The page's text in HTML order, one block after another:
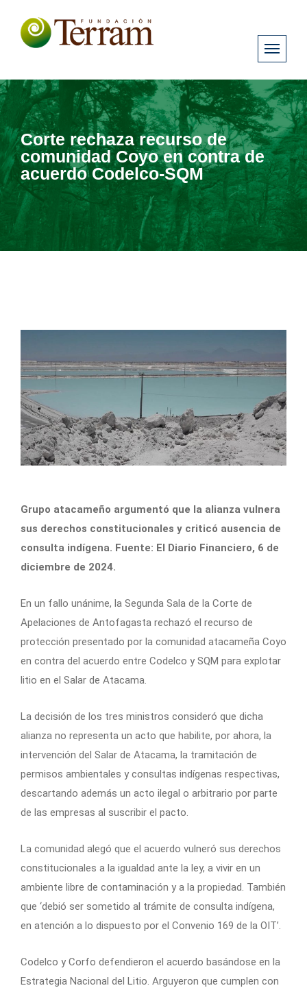
Corte rechaza recurso de
comunidad Coyo en contra de
acuerdo Codelco-SQM
Grupo atacameño argumentó que la alianza vulnera
sus derechos constitucionales y criticó ausencia de
consulta indígena. Fuente: El Diario Financiero, 6 de
diciembre de 2024.
En un fallo unánime, la Segunda Sala de la Corte de
Apelaciones de Antofagasta rechazó el recurso de
protección presentado por la comunidad atacameña Coyo
en contra del acuerdo entre Codelco y SQM para explotar
litio en el Salar de Atacama.
La decisión de los tres ministros consideró que dicha
alianza no representa un acto que habilite, por ahora, la
intervención del Salar de Atacama, la tramitación de
permisos ambientales y consultas indígenas respectivas,
descartando además un acto ilegal o arbitrario por parte
de las empresas al suscribir el pacto.
La comunidad alegó que el acuerdo vulneró sus derechos
constitucionales a la igualdad ante la ley, a vivir en un
ambiente libre de contaminación y a la propiedad. También
que ‘debió ser sometido al trámite de consulta indígena,
en atención a lo dispuesto por el Convenio 169 de la OIT’.
Codelco y Corfo defendieron el acuerdo basándose en la
Estrategia Nacional del Litio. Arguyeron que cumplen con